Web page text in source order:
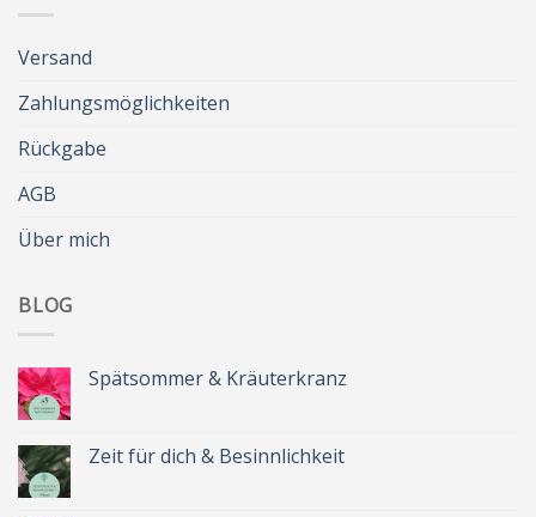
Versand
Zahlungsmöglichkeiten
Rückgabe
AGB
Über mich
BLOG
Spätsommer & Kräuterkranz
Spätsommer
&
Zeit für dich & Besinnlichkeit